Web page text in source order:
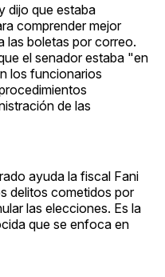
dijo que estaba
comprender mejor
las boletas por correo.
el senador estaba "en
los funcionarios
de las
ayuda la fiscal Fani
delitos cometidos por
las elecciones. Es la
que se enfoca en